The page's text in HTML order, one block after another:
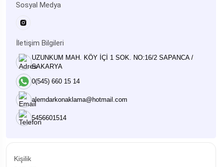
Sosyal Medya
İletişim Bilgileri
UZUNKUM MAH. KÖY İÇİ 1 SOK. NO:16/2 SAPANCA /
SAKARYA
0(545) 660 15 14
alemdarkonaklama@hotmail.com
5456601514
Kişilik